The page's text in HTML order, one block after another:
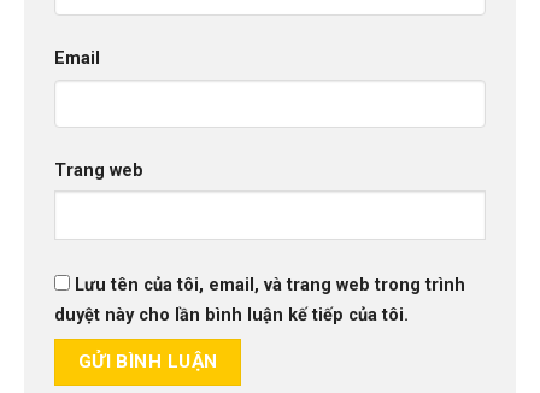
Email
Trang web
Lưu tên của tôi, email, và trang web trong trình
duyệt này cho lần bình luận kế tiếp của tôi.